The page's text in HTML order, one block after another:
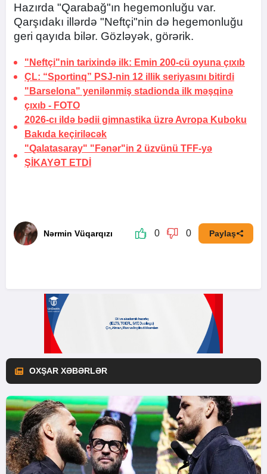
Hazırda "Qarabağ"ın hegemonluğu var.
Qarşıdakı illərdə "Neftçi"nin də hegemonluğu
geri qayıda bilər. Gözləyək, görərik.
"Neftçi"nin tarixində ilk: Emin 200-cü oyuna çıxıb
ÇL: “Sportinq” PSJ-nin 12 illik seriyasını bitirdi
"Barselona" yenilənmiş stadionda ilk məşqinə
çıxıb - FOTO
2026-cı ildə bədii gimnastika üzrə Avropa Kuboku
Bakıda keçiriləcək
"Qalatasaray" "Fənər"in 2 üzvünü TFF-yə
ŞİKAYƏT ETDİ
Nərmin Vüqarqızı 0 0 Paylaş
OXŞAR XƏBƏRLƏR